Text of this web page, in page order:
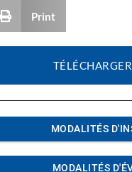
Print
MODALITÉS
MODALITÉS